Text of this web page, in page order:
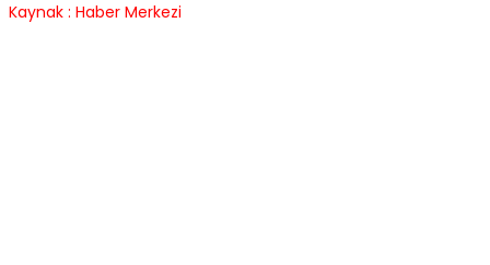
Kaynak : Haber Merkezi